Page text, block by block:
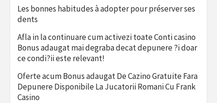
Les bonnes habitudes à adopter pour préserver ses
dents
Afla in la continuare cum activezi toate Conti casino
Bonus adaugat mai degraba decat depunere ?i doar
ce condi?ii este relevant!
Oferte acum Bonus adaugat De Cazino Gratuite Fara
Depunere Disponibile La Jucatorii Romani Cu Frank
Casino